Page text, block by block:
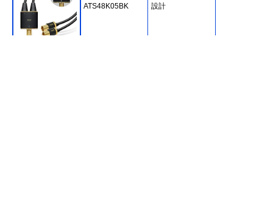
ATS48K05BK
設計